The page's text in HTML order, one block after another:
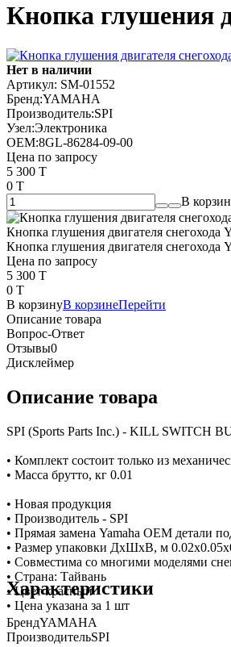
Кнопка глушения
Нет в наличии
Артикул: SM-01552
Бренд:YAMAHA
Производитель:SPI
Узел:Электроника
OEM:8GL-86284-09-00
Цена по запросу
5 300 T
0 T
В
Кнопка глушения двигателя снегохода
Кнопка глушения двигателя снегохода
Цена по запросу
5 300 T
0 T
В корзинуВ корзинеПерейти
Описание товара
Вопрос-Ответ
Отзывы0
Дисклеймер
Описание товара
SPI (Sports Parts Inc.) - KILL SWITCH
• Комплект состоит только из
• Масса брутто, кг 0.01
• Новая продукция
• Производитель - SPI
• Прямая замена Yamaha OEM детали
• Размер упаковки ДхШхВ, м
• Совместима со многими моделями
• Страна: Тайвань
• Цвет красный
• Цена указана за 1 шт
Характеристики
БрендYAMAHA
ПроизводительSPI